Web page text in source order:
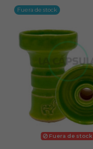
Fuera de stock
Fuera de stock